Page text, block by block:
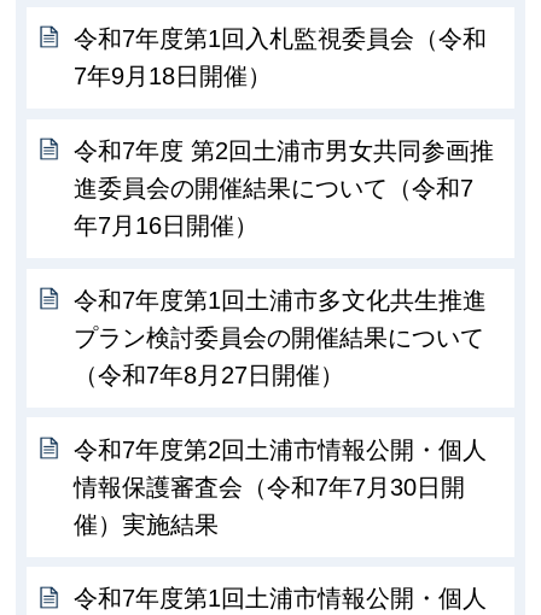
令和7年度第1回入札監視委員会（令和
7年9月18日開催）
令和7年度 第2回土浦市男女共同参画推
進委員会の開催結果について（令和7
年7月16日開催）
令和7年度第1回土浦市多文化共生推進
プラン検討委員会の開催結果について
（令和7年8月27日開催）
令和7年度第2回土浦市情報公開・個人
情報保護審査会（令和7年7月30日開
催）実施結果
令和7年度第1回土浦市情報公開・個人